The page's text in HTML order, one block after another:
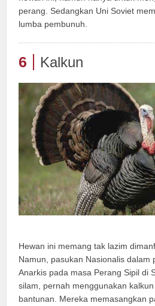
perang. Sedangkan Uni Soviet
lumba pembunuh.
6 Kalkun
Hewan ini memang tak lazim
Namun, pasukan Nasionalis dalam
Anarkis pada masa Perang Sipil di
silam, pernah menggunakan
bantunan. Mereka memasangkan